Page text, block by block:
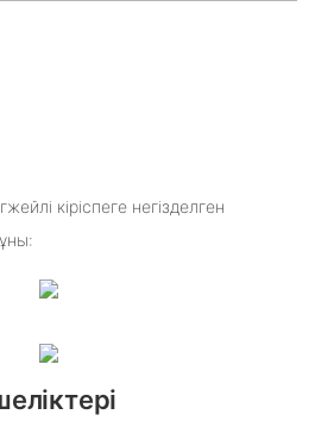
кіріспеге негізделген